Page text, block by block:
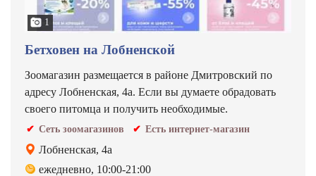
1
Бетховен на Лобненской
Зоомагазин размещается в районе Дмитровский по
адресу Лобненская, 4а. Если вы думаете обрадовать
своего питомца и получить необходимые.
Сеть зоомагазинов Есть интернет-магазин
Лобненская, 4а
ежедневно, 10:00-21:00